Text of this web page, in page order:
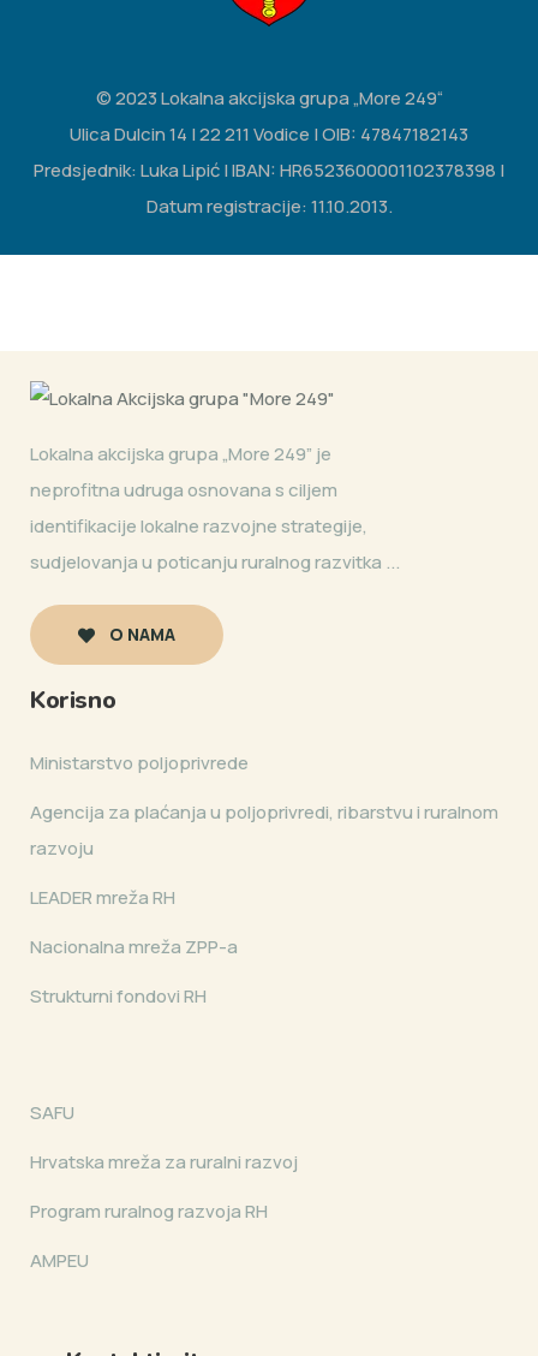
© 2023 Lokalna akcijska grupa „More 249“
Ulica Dulcin 14 | 22 211 Vodice | OIB: 47847182143
Predsjednik: Luka Lipić | IBAN: HR6523600001102378398 |
Datum registracije: 11.10.2013.
Lokalna akcijska grupa „More 249” je
neprofitna udruga osnovana s ciljem
identifikacije lokalne razvojne strategije,
sudjelovanja u poticanju ruralnog razvitka ...
O NAMA
Korisno
Ministarstvo poljoprivrede
Agencija za plaćanja u poljoprivredi, ribarstvu i ruralnom
razvoju
LEADER mreža RH
Nacionalna mreža ZPP-a
Strukturni fondovi RH
SAFU
Hrvatska mreža za ruralni razvoj
Program ruralnog razvoja RH
AMPEU